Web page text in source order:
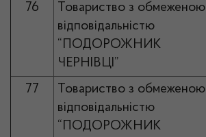
76
Товариство з обмеженою
відповідальністю
“ПОДОРОЖНИК
ЧЕРНІВЦІ”
77
Товариство з обмеженою
відповідальністю
“ПОДОРОЖНИК